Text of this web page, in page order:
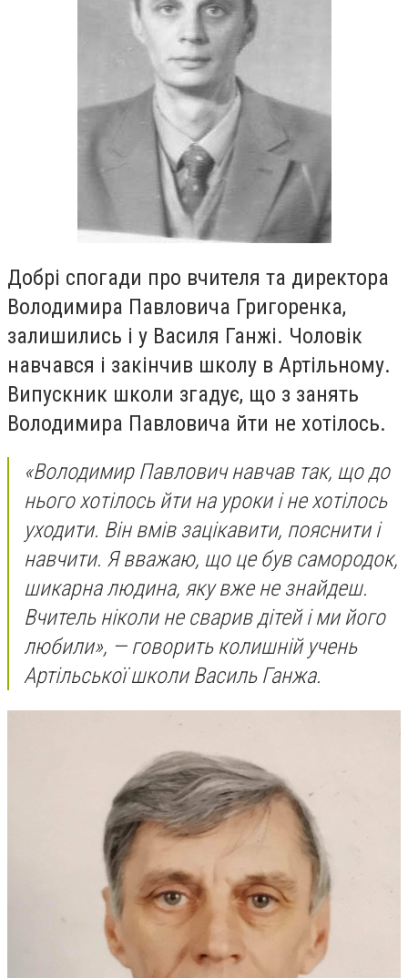
Добрі спогади про вчителя та директора
Володимира Павловича Григоренка,
залишились і у Василя Ганжі. Чоловік
навчався і закінчив школу в Артільному.
Випускник школи згадує, що з занять
Володимира Павловича йти не хотілось.
«Володимир Павлович навчав так, що до
нього хотілось йти на уроки і не хотілось
уходити. Він вмів зацікавити, пояснити і
навчити. Я вважаю, що це був самородок,
шикарна людина, яку вже не знайдеш.
Вчитель ніколи не сварив дітей і ми його
любили», — говорить колишній учень
Артільської школи Василь Ганжа.